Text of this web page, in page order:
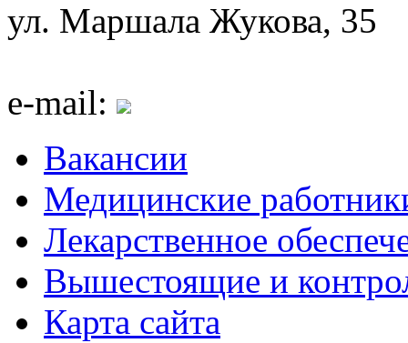
ул. Маршала Жукова, 35
e-mail:
Вакансии
Медицинские
Лекарственное
Вышестоящие и
Карта сайта